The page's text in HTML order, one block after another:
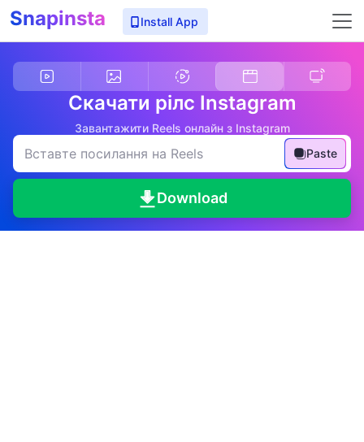
Snapinsta Install App
Скачати рілс Instagram
Завантажити Reels онлайн з Instagram
Paste
Download